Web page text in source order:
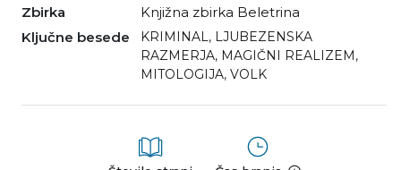
Zbirka
Knjižna zbirka Beletrina
Ključne besede
KRIMINAL, LJUBEZENSKA
RAZMERJA, MAGIČNI REALIZEM,
MITOLOGIJA, VOLK